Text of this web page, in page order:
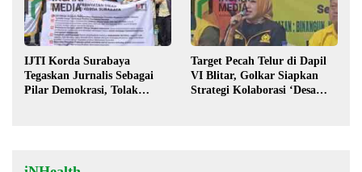
IJTI Korda Surabaya
Tegaskan Jurnalis Sebagai
Pilar Demokrasi, Tolak
Target Pecah Telur di Dapil
VI Blitar, Golkar Siapkan
Strategi Kolaborasi ‘Desa